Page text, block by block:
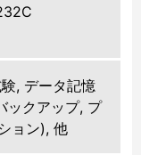
, データ記憶
ックアップ, プ
ョン), 他